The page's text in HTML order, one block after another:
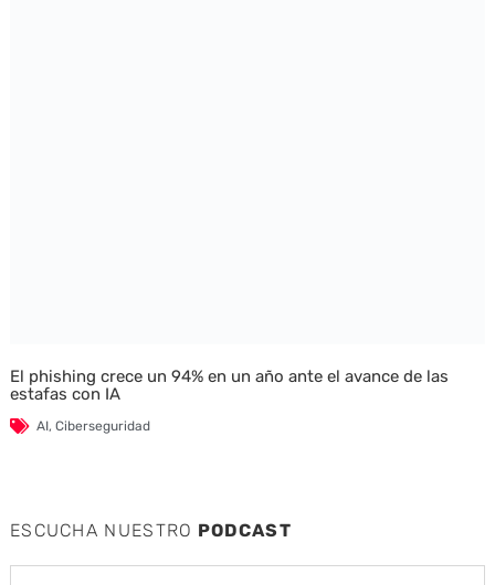
El phishing crece un 94% en un año ante el avance de las
estafas con IA
AI, Ciberseguridad
ESCUCHA NUESTRO PODCAST